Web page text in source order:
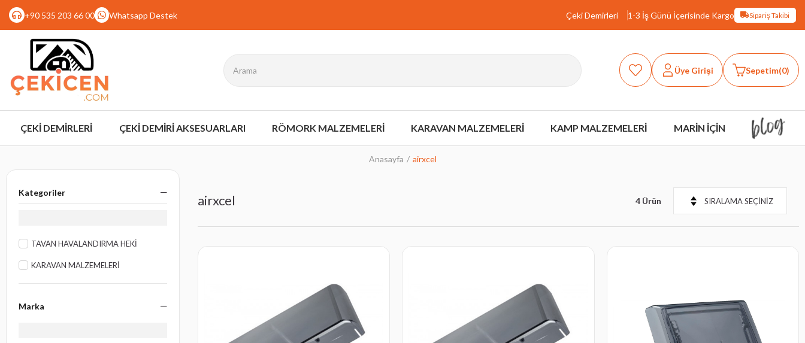
+90 535 203 66 00 Whatsapp Destek Çeki Demirleri 1-3 İş Günü İçerisinde Kargo Sipariş Takibi
Üye Girişi Sepetim 0
ÇEKİ DEMİRLERİ ÇEKİ DEMİRİ AKSESUARLARI RÖMORK MALZEMELERİ KARAVAN MALZEMELERİ KAMP MALZEMELERİ MARİN İÇİN
Anasayfa airxcel
Kategoriler
TAVAN HAVALANDIRMA HEKİ
KARAVAN MALZEMELERİ
Marka
airxcel 4 Ürün